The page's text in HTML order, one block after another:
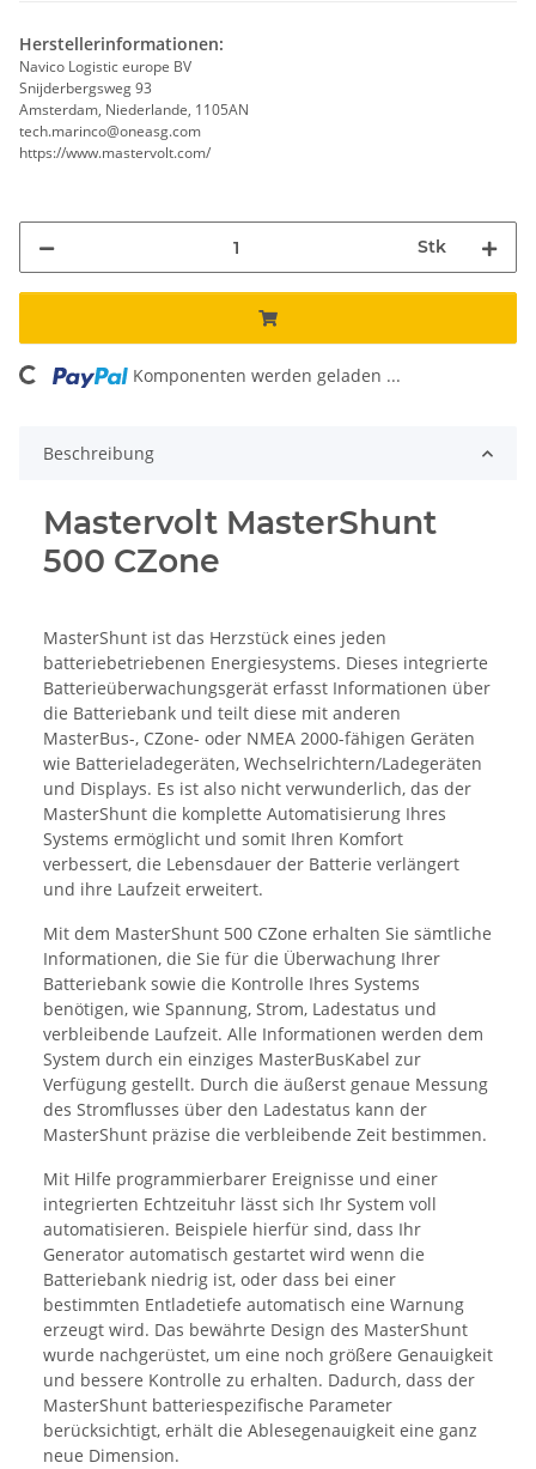
Herstellerinformationen:
Navico Logistic europe BV
Snijderbergsweg 93
Amsterdam, Niederlande, 1105AN
tech.marinco@oneasg.com
https://www.mastervolt.com/
Stk
Komponenten werden geladen ...
Beschreibung
Mastervolt MasterShunt
500 CZone
MasterShunt ist das Herzstück eines jeden
batteriebetriebenen Energiesystems. Dieses integrierte
Batterieüberwachungsgerät erfasst Informationen über
die Batteriebank und teilt diese mit anderen
MasterBus-, CZone- oder NMEA 2000-fähigen Geräten
wie Batterieladegeräten, Wechselrichtern/Ladegeräten
und Displays. Es ist also nicht verwunderlich, das der
MasterShunt die komplette Automatisierung Ihres
Systems ermöglicht und somit Ihren Komfort
verbessert, die Lebensdauer der Batterie verlängert
und ihre Laufzeit erweitert.
Mit dem MasterShunt 500 CZone erhalten Sie sämtliche
Informationen, die Sie für die Überwachung Ihrer
Batteriebank sowie die Kontrolle Ihres Systems
benötigen, wie Spannung, Strom, Ladestatus und
verbleibende Laufzeit. Alle Informationen werden dem
System durch ein einziges MasterBusKabel zur
Verfügung gestellt. Durch die äußerst genaue Messung
des Stromflusses über den Ladestatus kann der
MasterShunt präzise die verbleibende Zeit bestimmen.
Mit Hilfe programmierbarer Ereignisse und einer
integrierten Echtzeituhr lässt sich Ihr System voll
automatisieren. Beispiele hierfür sind, dass Ihr
Generator automatisch gestartet wird wenn die
Batteriebank niedrig ist, oder dass bei einer
bestimmten Entladetiefe automatisch eine Warnung
erzeugt wird. Das bewährte Design des MasterShunt
wurde nachgerüstet, um eine noch größere Genauigkeit
und bessere Kontrolle zu erhalten. Dadurch, dass der
MasterShunt batteriespezifische Parameter
berücksichtigt, erhält die Ablesegenauigkeit eine ganz
neue Dimension.